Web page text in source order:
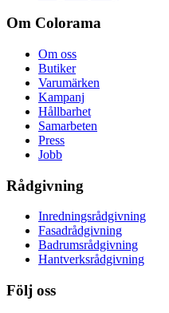
Om Colorama
Om oss
Butiker
Varumärken
Kampanj
Hållbarhet
Samarbeten
Press
Jobb
Rådgivning
Inredningsrådgivning
Fasadrådgivning
Badrumsrådgivning
Hantverksrådgivning
Följ oss